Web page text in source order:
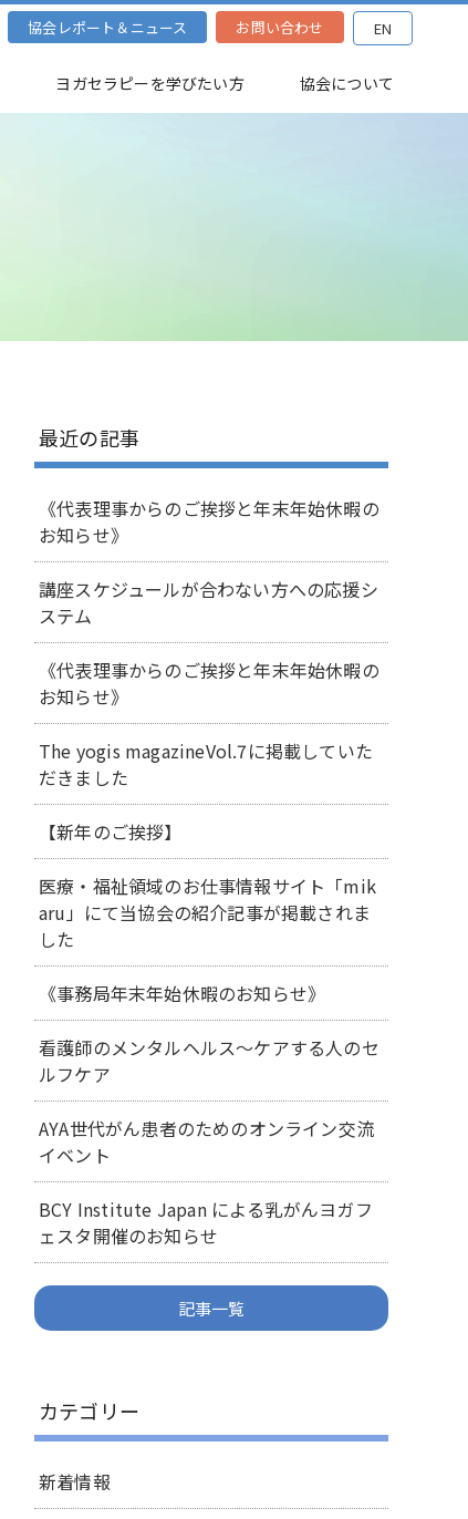
ヨガセラピーを学びたい方 協会について
協会レポート＆ニュース お問い合わせ EN
最近の記事
《代表理事からのご挨拶と年末年始休暇の
お知らせ》
講座スケジュールが合わない方への応援シ
ステム
《代表理事からのご挨拶と年末年始休暇の
お知らせ》
The yogis magazineVol.7に掲載していた
だきました
【新年のご挨拶】
医療・福祉領域のお仕事情報サイト「mik
aru」にて当協会の紹介記事が掲載されま
した
《事務局年末年始休暇のお知らせ》
看護師のメンタルヘルス～ケアする人のセ
ルフケア
AYA世代がん患者のためのオンライン交流
イベント
BCY Institute Japan による乳がんヨガフ
ェスタ開催のお知らせ
記事一覧
カテゴリー
新着情報